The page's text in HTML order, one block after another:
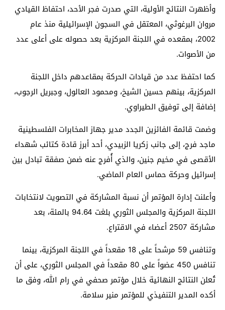
وأظهرت النتائج الأولية، التي صدرت فجر الأحد، احتفاظ القيادي
مروان البرغوثي، المعتقل في السجون الإسرائيلية منذ عام
2002، بمقعده في اللجنة المركزية بعد حصوله على أعلى عدد
من الأصوات.
كما احتفظ عدد من قيادات الحركة بمقاعدهم داخل اللجنة
المركزية، بينهم حسين الشيخ، ومحمود العالول، وجبريل الرجوب،
إضافة إلى توفيق الطيراوي.
وضمت قائمة الفائزين الجدد مدير جهاز المخابرات الفلسطينية
ماجد فرج، إلى جانب زكريا الزبيدي، أحد أبرز قادة كتائب شهداء
الأقصى في مخيم جنين، والذي أُفرج عنه ضمن صفقة تبادل بين
إسرائيل وحركة حماس العام الماضي.
وأعلنت إدارة المؤتمر أن نسبة المشاركة في التصويت لانتخابات
اللجنة المركزية والمجلس الثوري بلغت 94.64 بالمئة، بعد
مشاركة 2507 أعضاء في الاقتراع.
وتنافس 59 مرشحاً على 18 مقعداً في اللجنة المركزية، بينما
تنافس 450 عضواً على 80 مقعداً في المجلس الثوري، على أن
تُعلن النتائج النهائية خلال مؤتمر صحفي في رام الله، وفق ما
أكده المدير التنفيذي للمؤتمر منير سلامة.